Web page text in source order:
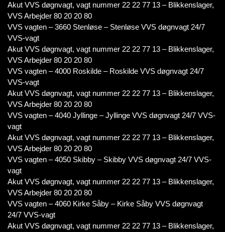
Akut VVS døgnvagt, vagt nummer 22 22 77 13 – Blikkenslager,
VVS Arbejder 80 20 20 80
VVS vagten – 3660 Stenløse – Stenløse VVS døgnvagt 24/7
VVS-vagt
Akut VVS døgnvagt, vagt nummer 22 22 77 13 – Blikkenslager,
VVS Arbejder 80 20 20 80
VVS vagten – 4000 Roskilde – Roskilde VVS døgnvagt 24/7
VVS-vagt
Akut VVS døgnvagt, vagt nummer 22 22 77 13 – Blikkenslager,
VVS Arbejder 80 20 20 80
VVS vagten – 4040 Jyllinge – Jyllinge VVS døgnvagt 24/7 VVS-
vagt
Akut VVS døgnvagt, vagt nummer 22 22 77 13 – Blikkenslager,
VVS Arbejder 80 20 20 80
VVS vagten – 4050 Skibby – Skibby VVS døgnvagt 24/7 VVS-
vagt
Akut VVS døgnvagt, vagt nummer 22 22 77 13 – Blikkenslager,
VVS Arbejder 80 20 20 80
VVS vagten – 4060 Kirke Såby – Kirke Såby VVS døgnvagt
24/7 VVS-vagt
Akut VVS døgnvagt, vagt nummer 22 22 77 13 – Blikkenslager,